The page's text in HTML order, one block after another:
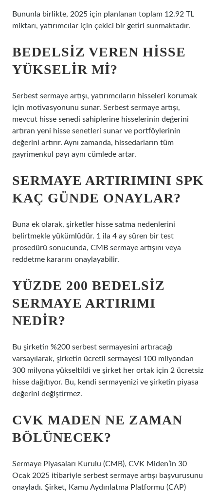
Bununla birlikte, 2025 için planlanan toplam 12.92 TL
miktarı, yatırımcılar için çekici bir getiri sunmaktadır.
BEDELSIZ VEREN HISSE
YÜKSELIR MI?
Serbest sermaye artışı, yatırımcıların hisseleri korumak
için motivasyonunu sunar. Serbest sermaye artışı,
mevcut hisse senedi sahiplerine hisselerinin değerini
artıran yeni hisse senetleri sunar ve portföylerinin
değerini artırır. Aynı zamanda, hissedarların tüm
gayrimenkul payı aynı cümlede artar.
SERMAYE ARTIRIMINI SPK
KAÇ GÜNDE ONAYLAR?
Buna ek olarak, şirketler hisse satma nedenlerini
belirtmekle yükümlüdür. 1 ila 4 ay süren bir test
prosedürü sonucunda, CMB sermaye artışını veya
reddetme kararını onaylayabilir.
YÜZDE 200 BEDELSIZ
SERMAYE ARTIRIMI
NEDIR?
Bu şirketin %200 serbest sermayesini artıracağı
varsayılarak, şirketin ücretli sermayesi 100 milyondan
300 milyona yükseltildi ve şirket her ortak için 2 ücretsiz
hisse dağıtıyor. Bu, kendi sermayenizi ve şirketin piyasa
değerini değiştirmez.
CVK MADEN NE ZAMAN
BÖLÜNECEK?
Sermaye Piyasaları Kurulu (CMB), CVK Miden’in 30
Ocak 2025 itibariyle serbest sermaye artışı başvurusunu
onayladı. Şirket, Kamu Aydınlatma Platformu (CAP)